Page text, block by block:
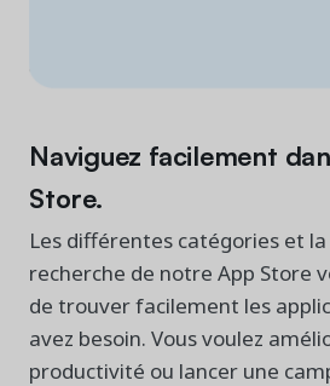
Naviguez facilement
Store.
Les différentes catégories et
recherche de notre App Store
de trouver facilement les
avez besoin. Vous voulez
productivité ou lancer une